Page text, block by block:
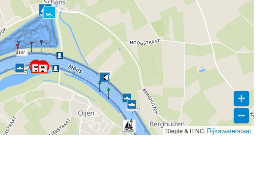
197
196
Diepte & IENC: Rijkswaterstaat